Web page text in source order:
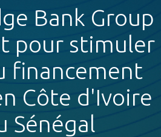
Bank Group
pour stimuler
financement
Côte d'Ivoire
Sénégal